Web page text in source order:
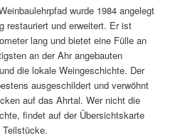
wurde 1984 angelegt
restauriert und erweitert. Er ist
lang und bietet eine Fülle an
an der Ahr angebauten
die lokale Weingeschichte. Der
ausgeschildert und verwöhnt
auf das Ahrtal. Wer nicht die
findet auf der Übersichtskarte